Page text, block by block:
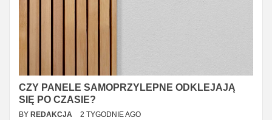
CZY PANELE SAMOPRZYLEPNE ODKLEJAJĄ
SIĘ PO CZASIE?
BY REDAKCJA 2 TYGODNIE AGO